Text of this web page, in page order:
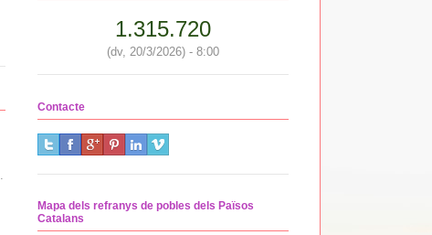
1.315.720
(dv, 20/3/2026) - 8:00
Contacte
Mapa dels refranys de pobles dels Països
Catalans